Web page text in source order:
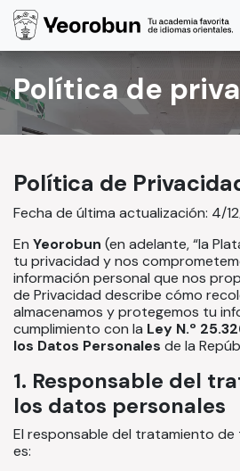
Ir al contenido
Política de
Política de
Fecha de última actualización: 4/
En Yeorobun (en adelante, “la
tu privacidad y nos
información personal que nos
de Privacidad describe cómo
almacenamos y protegemos tu
cumplimiento con la Ley N.º
los Datos Personales de la
1. Responsable del
los datos personales
El responsable del tratamiento
es: